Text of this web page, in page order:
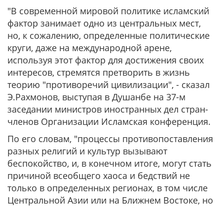
"В современной мировой политике исламский
фактор занимает одно из центральных мест,
но, к сожалению, определенные политические
круги, даже на международной арене,
используя этот фактор для достижения своих
интересов, стремятся претворить в жизнь
теорию "противоречий цивилизации", - сказал
Э.Рахмонов, выступая в Душанбе на 37-м
заседании министров иностранных дел стран-
членов Организации Исламская конференция.
По его словам, "процессы противопоставления
разных религий и культур вызывают
беспокойство, и, в конечном итоге, могут стать
причиной всеобщего хаоса и бедствий не
только в определенных регионах, в том числе
Центральной Азии или на Ближнем Востоке, но